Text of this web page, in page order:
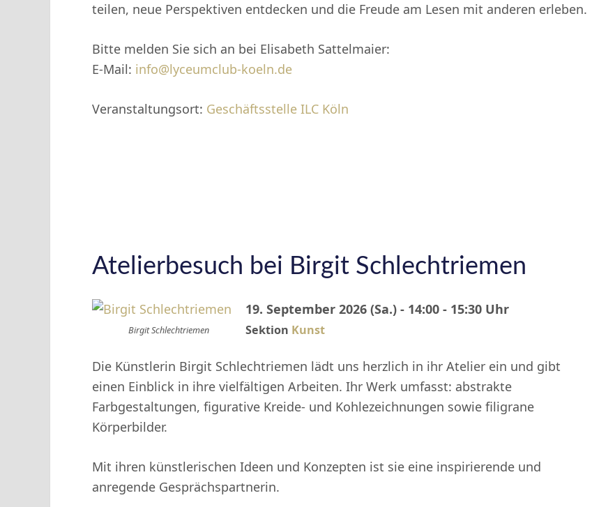
teilen, neue Perspektiven entdecken und die Freude am Lesen mit anderen erleben.
Bitte melden Sie sich an bei Elisabeth Sattelmaier:
E-Mail: info@lyceumclub-koeln.de
Veranstaltungsort: Geschäftsstelle ILC Köln
Atelierbesuch bei Birgit Schlechtriemen
Birgit Schlechtriemen
19. September 2026 (Sa.) - 14:00 - 15:30 Uhr
Sektion Kunst
Die Künstlerin Birgit Schlechtriemen lädt uns herzlich in ihr Atelier ein und gibt
einen Einblick in ihre vielfältigen Arbeiten. Ihr Werk umfasst: abstrakte
Farbgestaltungen, figurative Kreide- und Kohlezeichnungen sowie filigrane
Körperbilder.
Mit ihren künstlerischen Ideen und Konzepten ist sie eine inspirierende und
anregende Gesprächspartnerin.